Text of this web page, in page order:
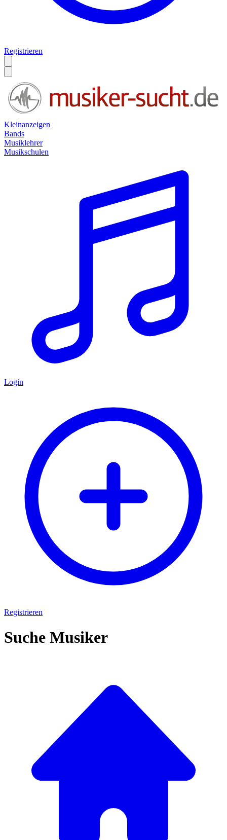
Registrieren
Kleinanzeigen
Bands
Musiklehrer
Musikschulen
Login
Registrieren
Suche Musiker